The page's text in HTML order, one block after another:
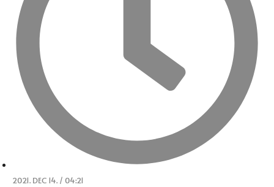
2021. DEC 14. / 04:21